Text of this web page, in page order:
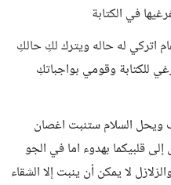
في الكتابة
اتركي له حاله ويترك لكِ حالكِ
للكتابة وقومي بواجباتكِ
ويحل السلام ستنبت اغصان
قلبيكما بهدوء اما في الجو
لا يمكن أن ينبت إلا الشقاء